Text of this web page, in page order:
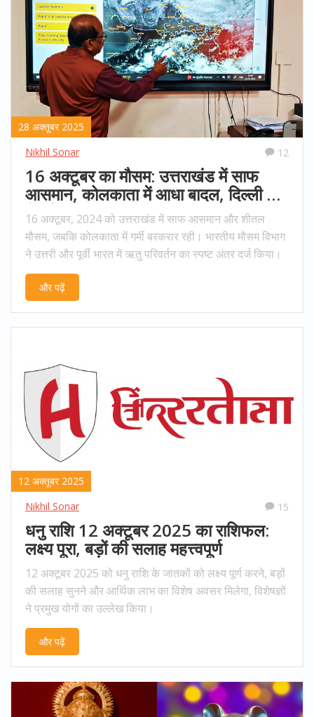
28 अक्तूबर 2025
Nikhil Sonar
12
16 अक्टूबर का मौसम: उत्तराखंड में साफ
आसमान, कोलकाता में आधा बादल, दिल्ली और
बैंगलोर का अनुमान
16 अक्टूबर, 2024 को उत्तराखंड में साफ आसमान और शीतल
मौसम, जबकि कोलकाता में गर्मी बरकरार रही। भारतीय मौसम विभाग
ने उत्तरी और पूर्वी भारत में ऋतु परिवर्तन का स्पष्ट अंतर दर्ज किया।
और पढ़ें
12 अक्तूबर 2025
Nikhil Sonar
15
धनु राशि 12 अक्टूबर 2025 का राशिफल:
लक्ष्य पूरा, बड़ों की सलाह महत्त्वपूर्ण
12 अक्टूबर 2025 को धनु राशि के जातकों को लक्ष्य पूर्ण करने, बड़ों
की सलाह सुनने और आर्थिक लाभ का विशेष अवसर मिलेगा, विशेषज्ञों
ने प्रमुख योगों का उल्लेख किया।
और पढ़ें